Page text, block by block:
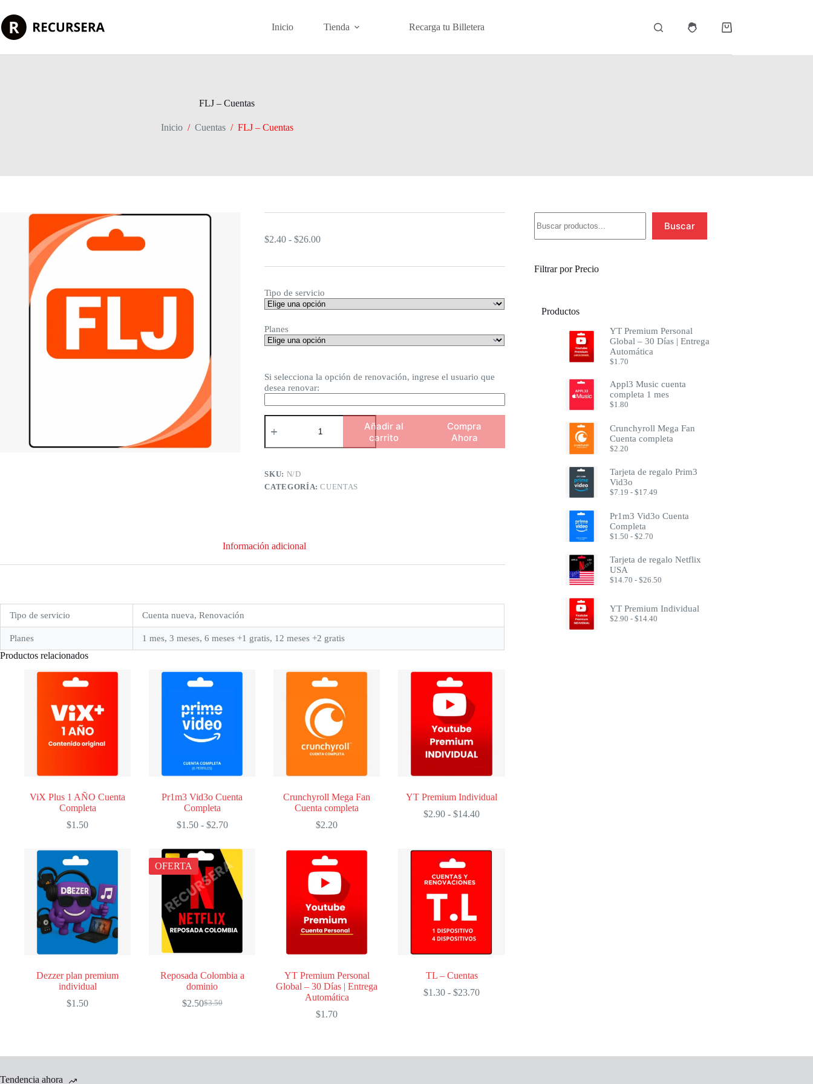
al
contenido
Inicio Tienda Recarga tu Billetera
Carro
compra
FLJ – Cuentas
Inicio / Cuentas / FLJ – Cuentas
$2.40 - $26.00Rango
hasta
$26.00
Tipo de servicio
Planes
Si selecciona la opción de renovación, ingrese el usuario que
desea renovar:
FLJ
cantidad
Añadir al
carrito
Compra
Ahora
SKU: N/D
CATEGORÍA:CUENTAS
Información adicional
Tipo de servicio Cuenta nueva, Renovación
Planes 1 mes, 3 meses, 6 meses +1 gratis, 12 meses +2 gratis
Productos relacionados
ViX Plus 1 AÑO Cuenta
Completa
$1.50
Pr1m3 Vid3o Cuenta
Completa
$1.50 - $2.70Rango
$1.50
hasta
$2.70
Crunchyroll Mega Fan
Cuenta completa
$2.20
YT Premium Individual
$2.90 - $14.40Rango
Dezzer plan premium
individual
$1.50
OFERTA
Reposada Colombia a
dominio
$3.50
El
$2.50El
YT Premium Personal
Global – 30 Días | Entrega
Automática
$1.70
TL – Cuentas
$1.30 - $23.70Rango
$23.70
Buscar
Filtrar por Precio
Productos
YT Premium Personal
Global – 30 Días | Entrega
Automática
$1.70
Appl3 Music cuenta
completa 1 mes
$1.80
Crunchyroll Mega Fan
Cuenta completa
$2.20
Tarjeta de regalo Prim3
Vid3o
$7.19 - $17.49Rango
precios:
desde
Pr1m3 Vid3o Cuenta
Completa
$1.50 - $2.70Rango
precios:
desde
hasta
Tarjeta de regalo Netflix
USA
$14.70 - $26.50Rango
desde
YT Premium Individual
$2.90 - $14.40Rango
Tendencia ahora